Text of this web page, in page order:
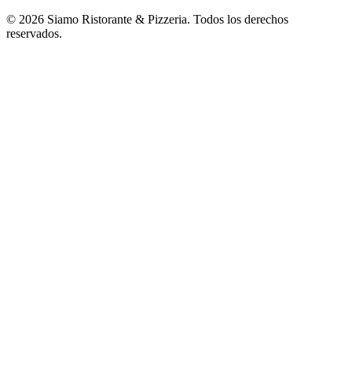
© 2026 Siamo Ristorante & Pizzeria. Todos los derechos
reservados.